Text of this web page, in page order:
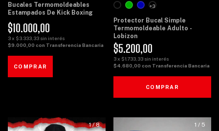
Bucales Termomoldeables
Estampados De Kick Boxing
$10.000,00
3x $3.333,33 sin interés
$9.000,00 con Transferencia Bancaria
Protector Bucal Simple
Termomoldeable Adulto -
Lobizon
$5.200,00
3x $1.733,33 sin interés
$4.680,00 con Transferencia Bancaria
+3
COMPRAR
1/8 1 / 5